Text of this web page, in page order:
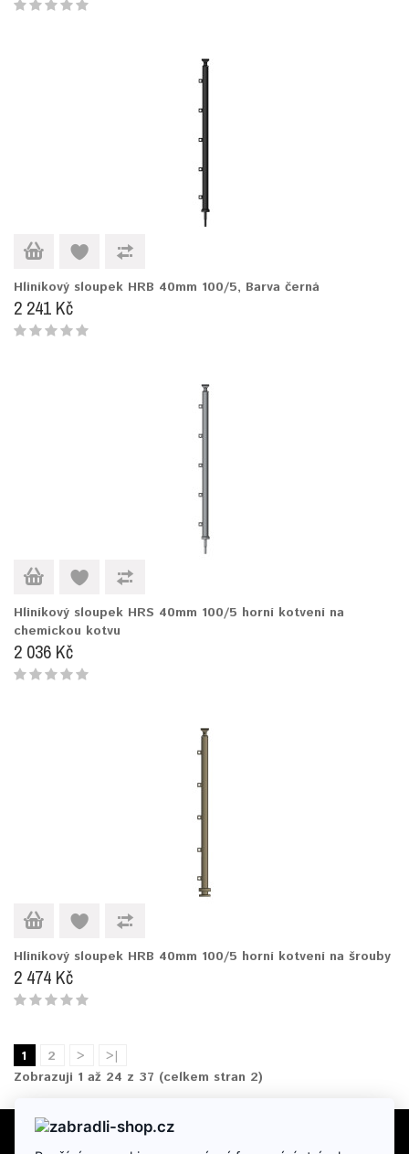
Hliníkový sloupek HRB 40mm 100/5, Barva černá
2 241 Kč
Hliníkový sloupek HRS 40mm 100/5 horní kotvení na
chemickou kotvu
2 036 Kč
Hliníkový sloupek HRB 40mm 100/5 horní kotvení na šrouby
2 474 Kč
1 2 >
>|
Zobrazuji 1 až 24 z 37 (celkem stran 2)